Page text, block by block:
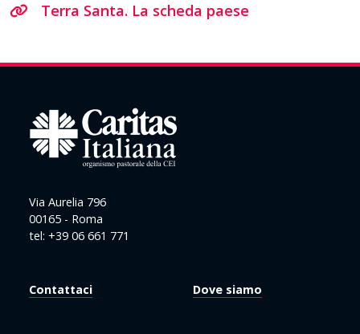
Terra Santa. La scheda paese
Via Aurelia 796
00165 - Roma
tel: +39 06 661 771
Contattaci Dove siamo